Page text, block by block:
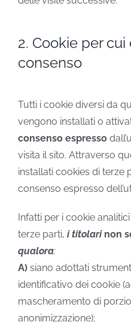
2. Cookie per cui
consenso
Tutti i cookie diversi da
vengono installati o
consenso espresso
visita il sito. Attraverso
installati cookies di terze
consenso espresso
Infatti per i cookie
terze parti, i titolari non
qualora:
A) siano adottati
identificativo dei cookie
mascheramento di
anonimizzazione);